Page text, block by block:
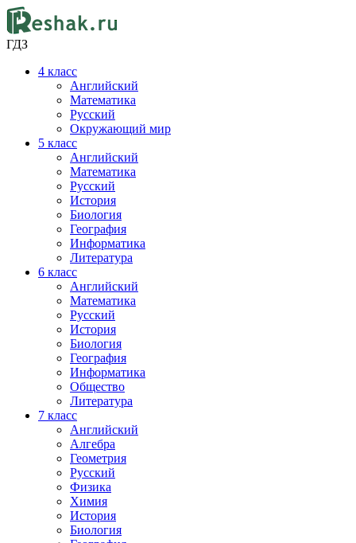
ГДЗ
4 класс
Английский
Математика
Русский
Окружающий мир
5 класс
Английский
Математика
Русский
История
Биология
География
Информатика
Литература
6 класс
Английский
Математика
Русский
История
Биология
География
Информатика
Общество
Литература
7 класс
Английский
Алгебра
Геометрия
Русский
Физика
Химия
История
Биология